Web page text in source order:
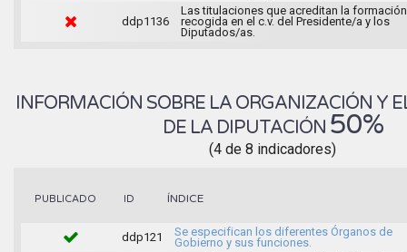
ddp1136
Las titulaciones que acreditan la formación
recogida en el c.v. del Presidente/a y los
Diputados/as.
INFORMACIÓN SOBRE LA ORGANIZACIÓN Y
DE LA DIPUTACIÓN 50%
(4 de 8 indicadores)
PUBLICADO ID ÍNDICE
ddp121
Se especifican los diferentes Órganos de
Gobierno y sus funciones.